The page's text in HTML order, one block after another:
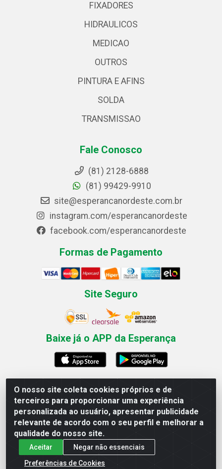
O nosso site coleta cookies próprios e de
terceiros para proporcionar uma experiência
personalizada ao usuário, apresentar publicidade
relevante de acordo com o seu perfil e melhorar a
qualidade do nosso site.
Aceitar
Negar não essenciais
Preferências de Cookies
FIXADORES
HIDRAULICOS
MEDICAO
OUTROS
PINTURA E AFINS
SOLDA
TRANSMISSAO
Fale Conosco
(81) 2128-6888
(81) 99429-9910
site@esperancanordeste.com.br
instagram.com/esperancanordeste
facebook.com/esperancanordeste
Formas de Pagamento
Site Seguro
Baixe já o APP da Esperança
Esperança Nordeste - Rua Professor Caldas Filho, 291 -
Estância - Recife / PE CEP: 50771-335 - CNPJ
03.666.136/0001-23